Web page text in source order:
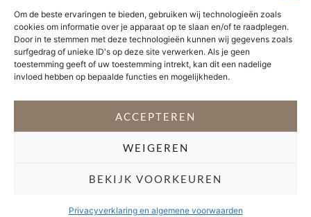
Om de beste ervaringen te bieden, gebruiken wij technologieën zoals
cookies om informatie over je apparaat op te slaan en/of te raadplegen.
Door in te stemmen met deze technologieën kunnen wij gegevens zoals
surfgedrag of unieke ID's op deze site verwerken. Als je geen
toestemming geeft of uw toestemming intrekt, kan dit een nadelige
invloed hebben op bepaalde functies en mogelijkheden.
ACCEPTEREN
WEIGEREN
BEKIJK VOORKEUREN
Privacyverklaring en algemene voorwaarden
Meer water drinken, vaker de fiets pakken, minder
snoepen, beter slapen of meer ontspannen? Steeds
meer mensen maken gebruik van activity trackers en/of
apps als steuntje in de rug voor een gezonde leefstijl.
Door het bijhouden van je activiteiten word je bewuster
van je leefpatroon. Met die kennis kun je je leven
vervolgens positief beïnvloeden. […]
Copyright 2026 Stéfani Warning – Privacyverklaring